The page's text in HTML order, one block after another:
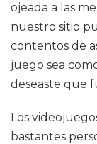
ojeada a las
nuestro sitio
contentos de
juego sea
deseaste que
Los
bastantes